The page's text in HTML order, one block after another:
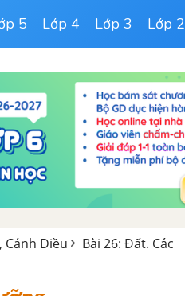
5 Lớp 4 Lớp 3 Lớp 2
Diều
Bài 26: Đất. Các